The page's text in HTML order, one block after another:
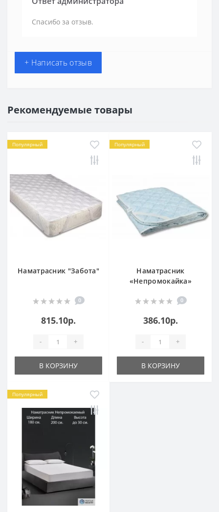
Спасибо за отзыв.
+ Написать отзыв
Рекомендуемые товары
Популярный
Наматрасник "Забота"
0
815.10р.
- +
В КОРЗИНУ
Популярный
Наматрасник
«Непромокайка»
0
386.10р.
- +
В КОРЗИНУ
Популярный